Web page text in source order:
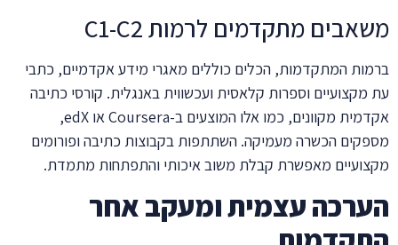
משאבים מתקדמים לרמות C1-C2
ברמות המתקדמות, הכלים כוללים מאגרי מידע אקדמיים, כתבי
עת מקצועיים וספרות קלאסית ועכשווית באנגלית. קורסי כתיבה
אקדמית מקוונים, כמו אלו המוצעים ב-Coursera או edX,
מספקים הכשרה מעמיקה. השתתפות בקבוצות כתיבה ופורומים
מקצועיים מאפשרת קבלת משוב איכותי והתפתחות מתמדת.
הערכה עצמית ומעקב אחר